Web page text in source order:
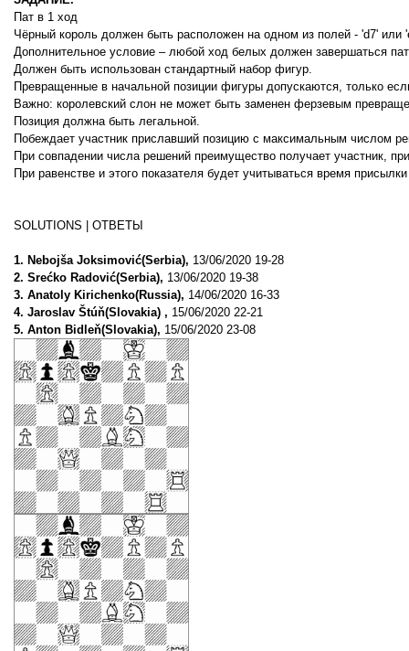
Пат в 1 ход
Чёрный король должен быть расположен на одном из полей - 'd7' или
Дополнительное условие – любой ход белых должен завершаться
Должен быть использован стандартный набор фигур.
Превращенные в начальной позиции фигуры допускаются, только
Важно: королевский слон не может быть заменен ферзевым
Позиция должна быть легальной.
Побеждает участник приславший позицию с максимальным числом
При совпадении числа решений преимущество получает участник,
При равенстве и этого показателя будет учитываться время
SOLUTIONS | ОТВЕТЫ
1. Nebojša Joksimović(Serbia), 13/06/2020 19-28
2. Srećko Radović(Serbia), 13/06/2020 19-38
3. Anatoly Kirichenko(Russia), 14/06/2020 16-33
4. Jaroslav Štúň(Slovakia) , 15/06/2020 22-21
5. Anton Bidleň(Slovakia), 15/06/2020 23-08